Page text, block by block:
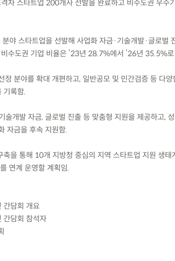
차 스타트업 200개사 선발을 완료하고 비수도권 우수
분야 스타트업을 선발해 사업화 자금·기술개발·글로벌
수도권 기업 비율은 ’23년 28.7%에서 ’26년 35.5%
분야를 확대 개편하고, 일반공모 및 민간검증 등 다양
기록함.
개발 자금, 글로벌 진출 등 맞춤형 지원을 제공하고,
자금을 후속 지원함.
축을 통해 10개 지방청 중심의 지역 스타트업 지원 생태
연계 운영할 계획임.
간담회 개요
간담회 참석자